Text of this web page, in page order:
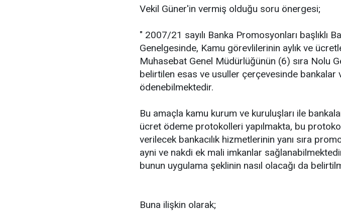
Vekil Güner'in vermiş olduğu soru önergesi;
" 2007/21 sayılı Banka Promosyonları başlıklı
Genelgesinde, Kamu görevlilerinin aylık ve
Muhasebat Genel Müdürlüğünün (6) sıra Nolu
belirtilen esas ve usuller çerçevesinde bankalar
ödenebilmektedir.
Bu amaçla kamu kurum ve kuruluşları ile
ücret ödeme protokolleri yapılmakta, bu
verilecek bankacılık hizmetlerinin yanı sıra
ayni ve nakdi ek mali imkanlar
bunun uygulama şeklinin nasıl olacağı da
Buna ilişkin olarak;